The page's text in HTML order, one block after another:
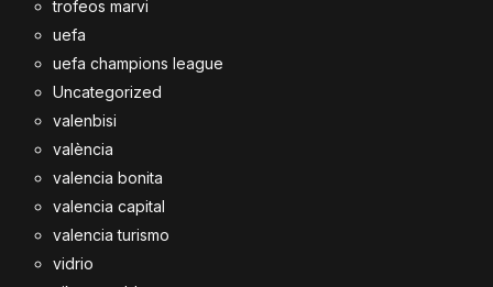
trofeos marvi
uefa
uefa champions league
Uncategorized
valenbisi
valència
valencia bonita
valencia capital
valencia turismo
vidrio